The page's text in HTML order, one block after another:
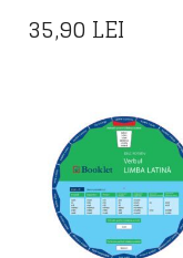
35,90 LEI